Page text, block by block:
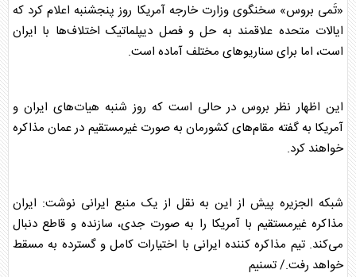
«تَمی بروس» سخنگوی وزارت خارجه آمریکا روز پنجشنبه اعلام کرد که
ایالات متحده علاقمند به حل و فصل دیپلماتیک اختلاف‌ها با ایران
است، اما برای سناریو‌های مختلف آماده است.
این اظهار نظر بروس در حالی است که روز شنبه هیات‌های ایران و
آمریکا به گفته مقام‌های کشورمان به صورت غیرمستقیم در عمان مذاکره
خواهند کرد.
شبکه الجزیره پیش از این به نقل از یک منبع ایرانی نوشت: ایران
مذاکره غیرمستقیم با آمریکا را به صورت جدی، سازنده و قاطع دنبال
می‌کند. تیم مذاکره کننده ایرانی با اختیارات کامل و گسترده به مسقط
خواهد رفت./ تسنیم